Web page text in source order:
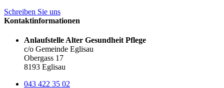
Schreiben Sie uns
Kontaktinformationen
Anlaufstelle Alter Gesundheit Pflege
c/o Gemeinde Eglisau
Obergass 17
8193 Eglisau
043 422 35 02